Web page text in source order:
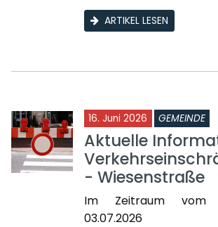
ARTIKEL LESEN
16. Juni 2026 GEMEINDE
Aktuelle
- Wiesenstraße
Im Zeitraum vom
03.07.2026